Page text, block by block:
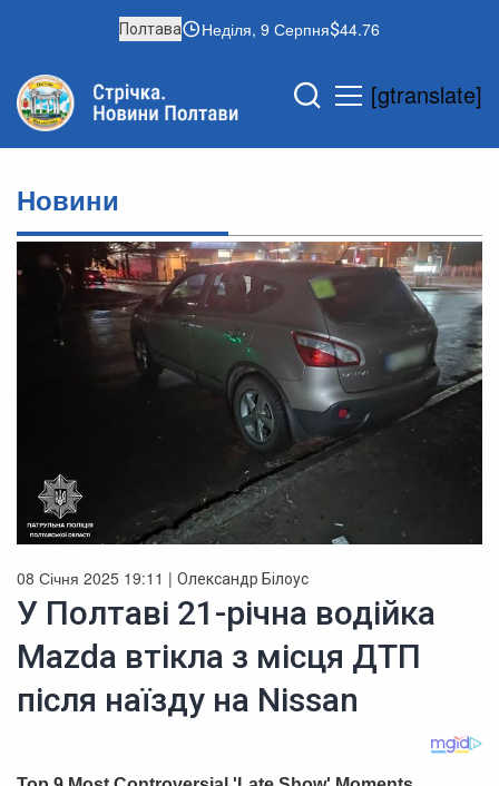
Полтава Неділя, 9 Серпня 44.76
[gtranslate]
Новини
08 Січня 2025 19:11 | Олександр Білоус
У Полтаві 21-річна водійка
Mazda втікла з місця ДТП
після наїзду на Nissan